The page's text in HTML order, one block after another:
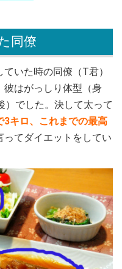
同僚
いた時の同僚（T君）
彼はがっしり体型（身
）でした。決して太って
3キロ、これまでの最高
ってダイエットをしてい